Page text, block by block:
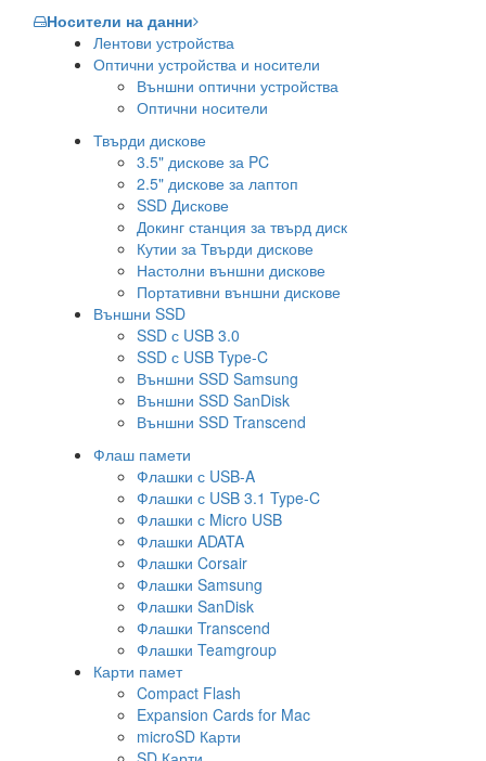
Носители на данни
Лентови устройства
Оптични устройства и носители
Външни оптични устройства
Оптични носители
Твърди дискове
3.5" дискове за PC
2.5" дискове за лаптоп
SSD Дискове
Докинг станция за твърд диск
Кутии за Твърди дискове
Настолни външни дискове
Портативни външни дискове
Външни SSD
SSD с USB 3.0
SSD с USB Type-C
Външни SSD Samsung
Външни SSD SanDisk
Външни SSD Transcend
Флаш памети
Флашки с USB-A
Флашки с USB 3.1 Type-C
Флашки с Micro USB
Флашки ADATA
Флашки Corsair
Флашки Samsung
Флашки SanDisk
Флашки Transcend
Флашки Teamgroup
Карти памет
Compact Flash
Expansion Cards for Mac
microSD Карти